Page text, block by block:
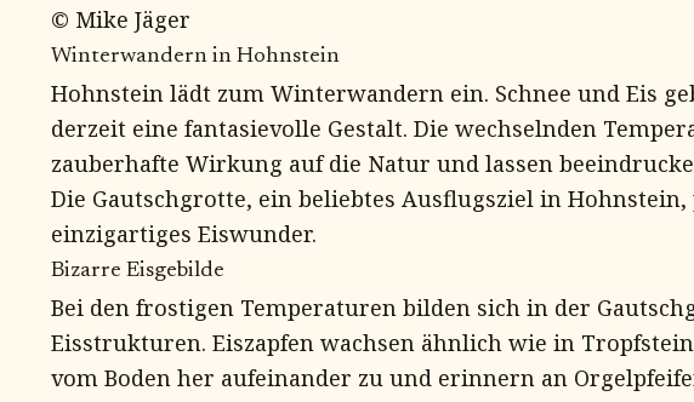
© Mike Jäger
Winterwandern in Hohnstein
Hohnstein lädt zum Winterwandern ein. Schnee und Eis
derzeit eine fantasievolle Gestalt. Die wechselnden
zauberhafte Wirkung auf die Natur und lassen
Die Gautschgrotte, ein beliebtes Ausflugsziel in
einzigartiges Eiswunder.
Bizarre Eisgebilde
Bei den frostigen Temperaturen bilden sich in der
Eisstrukturen. Eiszapfen wachsen ähnlich wie in
vom Boden her aufeinander zu und erinnern an